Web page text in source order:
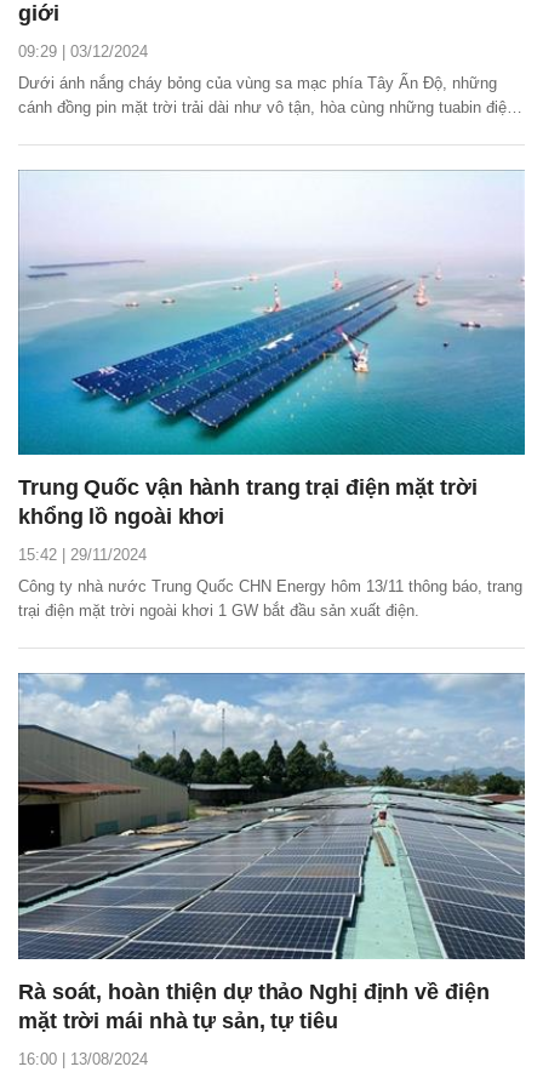
giới
09:29 | 03/12/2024
Dưới ánh nắng cháy bỏng của vùng sa mạc phía Tây Ấn Độ, những
cánh đồng pin mặt trời trải dài như vô tận, hòa cùng những tuabin điện
Trung Quốc vận hành trang trại điện mặt trời
khổng lồ ngoài khơi
15:42 | 29/11/2024
Công ty nhà nước Trung Quốc CHN Energy hôm 13/11 thông báo, trang
trại điện mặt trời ngoài khơi 1 GW bắt đầu sản xuất điện.
Rà soát, hoàn thiện dự thảo Nghị định về điện
mặt trời mái nhà tự sản, tự tiêu
16:00 | 13/08/2024